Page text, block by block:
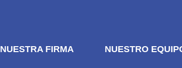
NUESTRA FIRMA NUESTRO